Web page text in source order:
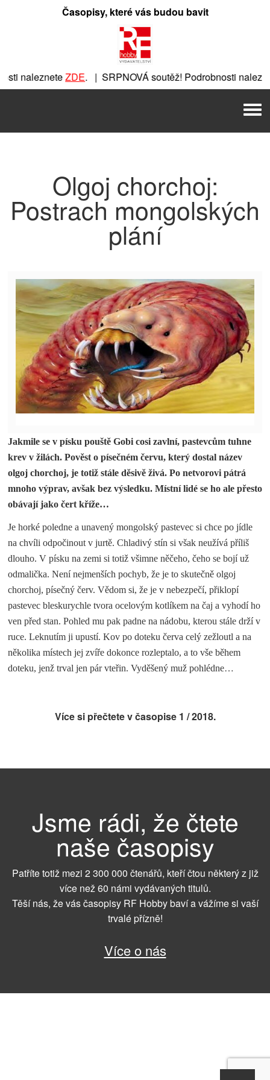
Časopisy, které vás budou bavit
nalezneteZDE. | SRPNOVÁ soutěž! Podrobnosti
. |
Olgoj chorchoj:
Postrach mongolských
plání
Jakmile se v písku pouště Gobi cosi zavlní, pastevcům tuhne
krev v žilách. Pověst o písečném červu, který dostal název
olgoj chorchoj, je totiž stále děsivě živá. Po netvorovi pátrá
mnoho výprav, avšak bez výsledku. Místní lidé se ho ale přesto
obávají jako čert kříže…
Je horké poledne a unavený mongolský pastevec si chce po jídle
na chvíli odpočinout v jurtě. Chladivý stín si však neužívá příliš
dlouho. V písku na zemi si totiž všimne něčeho, čeho se bojí už
odmalička. Není nejmenších pochyb, že je to skutečně olgoj
chorchoj, písečný červ. Vědom si, že je v nebezpečí, přiklopí
pastevec bleskurychle tvora ocelovým kotlíkem na čaj a vyhodí ho
ven před stan. Pohled mu pak padne na nádobu, kterou stále drží v
ruce. Leknutím ji upustí. Kov po doteku červa celý zežloutl a na
několika místech jej zvíře dokonce rozleptalo, a to vše během
doteku, jenž trval jen pár vteřin. Vyděšený muž pohlédne…
Více si přečtete v časopise 1 / 2018.
Jsme rádi, že čtete
naše časopisy
Patříte totiž mezi 2 300 000 čtenářů, kteří čtou některý z již
více než 60 námi vydávaných titulů.
Těší nás, že vás časopisy RF Hobby baví a vážíme si vaší
trvalé přízně!
Více o nás